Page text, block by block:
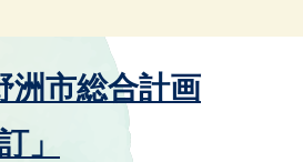
洲市総合計画
」